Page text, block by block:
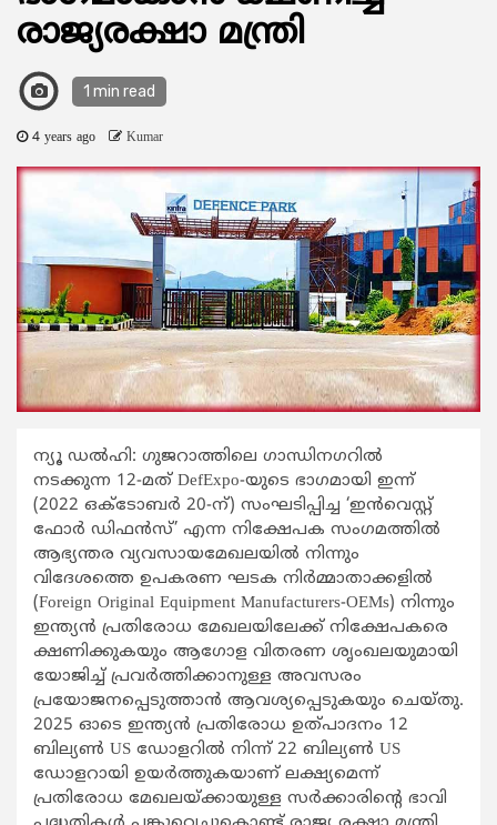
രാജ്യരക്ഷാ മന്ത്രി
1 min read
4 years ago Kumar
ന്യൂ ഡൽഹി: ഗുജറാത്തിലെ ഗാന്ധിനഗറിൽ
നടക്കുന്ന 12-മത് DefExpo-യുടെ ഭാഗമായി ഇന്ന്
(2022 ഒക്ടോബർ 20-ന്) സംഘടിപ്പിച്ച ‘ഇൻവെസ്റ്റ്
ഫോർ ഡിഫൻസ്’ എന്ന നിക്ഷേപക സംഗമത്തിൽ
ആഭ്യന്തര വ്യവസായമേഖലയിൽ നിന്നും
വിദേശത്തെ ഉപകരണ ഘടക നിർമ്മാതാക്കളിൽ
(Foreign Original Equipment Manufacturers-OEMs) നിന്നും
ഇന്ത്യൻ പ്രതിരോധ മേഖലയിലേക്ക് നിക്ഷേപകരെ
ക്ഷണിക്കുകയും ആഗോള വിതരണ ശൃംഖലയുമായി
യോജിച്ച് പ്രവർത്തിക്കാനുള്ള അവസരം
പ്രയോജനപ്പെടുത്താൻ ആവശ്യപ്പെടുകയും ചെയ്തു.
2025 ഓടെ ഇന്ത്യൻ പ്രതിരോധ ഉത്പാദനം 12
ബില്യൺ US ഡോളറിൽ നിന്ന് 22 ബില്യൺ US
ഡോളറായി ഉയർത്തുകയാണ് ലക്ഷ്യമെന്ന്
പ്രതിരോധ മേഖലയ്‌ക്കായുള്ള സർക്കാരിന്റെ ഭാവി